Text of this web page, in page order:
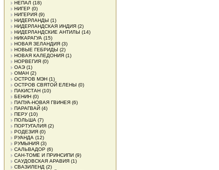
НЕПАЛ (18)
НИГЕР (0)
НИГЕРИЯ (9)
НИДЕРЛАНДЫ (1)
НИДЕРЛАНДСКАЯ ИНДИЯ (2)
НИДЕРЛАНДСКИЕ АНТИЛЫ (14)
НИКАРАГУА (15)
НОВАЯ ЗЕЛАНДИЯ (3)
НОВЫЕ ГЕБРИДЫ (2)
НОВАЯ КАЛЕДОНИЯ (1)
НОРВЕГИЯ (0)
ОАЭ (1)
ОМАН (2)
ОСТРОВ МЭН (1)
ОСТРОВ СВЯТОЙ ЕЛЕНЫ (0)
ПАКИСТАН (10)
БЕНИН (0)
ПАПУА-НОВАЯ ГВИНЕЯ (6)
ПАРАГВАЙ (4)
ПЕРУ(10)
ПОЛЬША (7)
ПОРТУГАЛИЯ (2)
РОДЕЗИЯ (0)
РУАНДА (12)
РУМЫНИЯ (3)
САЛЬВАДОР (6)
САН-ТОМЕ И ПРИНСИПИ (9)
САУДОВСКАЯ АРАВИЯ (1)
СВАЗИЛЕНД (2)